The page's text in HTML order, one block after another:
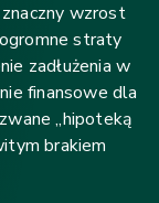
wzrost
straty
zadłużenia w
finansowe dla
„hipoteką
brakiem